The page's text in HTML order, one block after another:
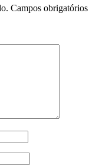
Campos obrigatórios